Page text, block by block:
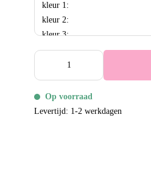
Op voorraad
Levertijd: 1-2 werkdagen